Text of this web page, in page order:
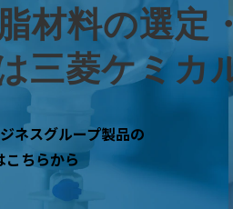
材料の選定
三菱ケミカ
ネスグループ製品の
こちらから